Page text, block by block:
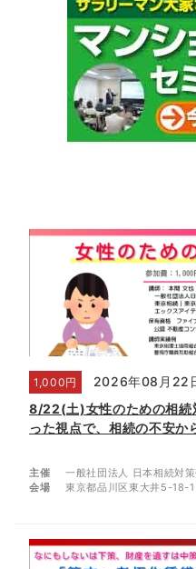
1,000円
2026年08月22
8/22(土)女性のための相続
った視点で、相続の不安か
主催
一般社団法人 日本相続対
会場
東京都品川区東大井5-18-1